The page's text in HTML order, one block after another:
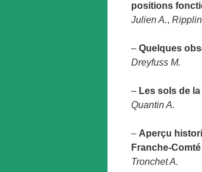
positions
Julien A.,
– Quelques
Dreyfuss M.
– Les sols de
Quantin A.
– Aperçu
Franche-
Tronchet A.